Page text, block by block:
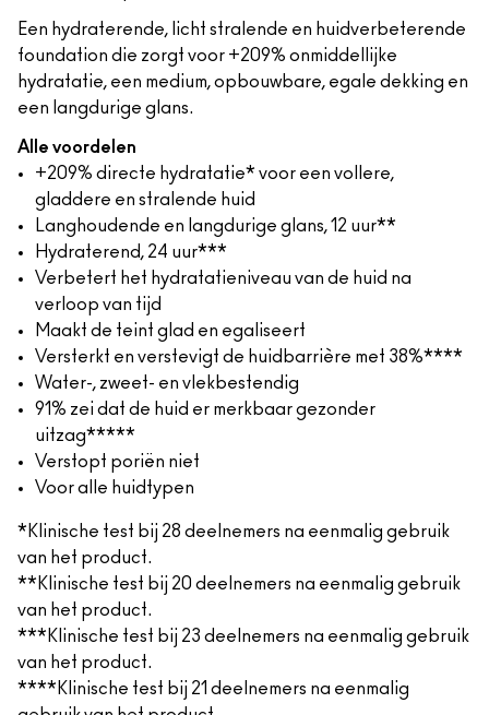
Een hydraterende, licht stralende en huidverbeterende
foundation die zorgt voor +209% onmiddellijke
hydratatie, een medium, opbouwbare, egale dekking en
een langdurige glans.
Alle voordelen
+209% directe hydratatie* voor een vollere,
gladdere en stralende huid
Langhoudende en langdurige glans, 12 uur**
Hydraterend, 24 uur***
Verbetert het hydratatieniveau van de huid na
verloop van tijd
Maakt de teint glad en egaliseert
Versterkt en verstevigt de huidbarrière met 38%****
Water-, zweet- en vlekbestendig
91% zei dat de huid er merkbaar gezonder
uitzag*****
Verstopt poriën niet
Voor alle huidtypen
*Klinische test bij 28 deelnemers na eenmalig gebruik
van het product.
**Klinische test bij 20 deelnemers na eenmalig gebruik
van het product.
***Klinische test bij 23 deelnemers na eenmalig gebruik
van het product.
****Klinische test bij 21 deelnemers na eenmalig